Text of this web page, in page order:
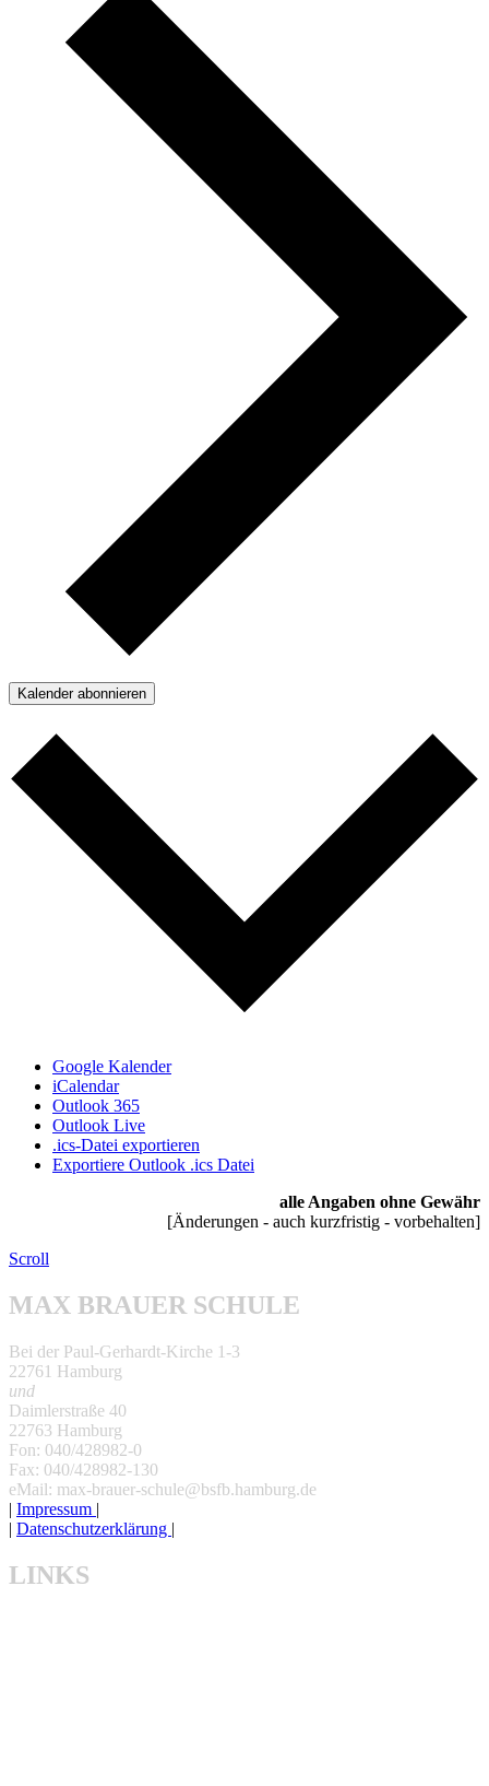
Kalender abonnieren
Google Kalender
iCalendar
Outlook 365
Outlook Live
.ics-Datei exportieren
Exportiere Outlook .ics Datei
alle Angaben ohne Gewähr
[Änderungen - auch kurzfristig - vorbehalten]
Scroll
MAX BRAUER SCHULE
Bei der Paul-Gerhardt-Kirche 1-3
22761 Hamburg
und
Daimlerstraße 40
22763 Hamburg
Fon: 040/428982-0
Fax: 040/428982-130
eMail: max-brauer-schule@bsfb.hamburg.de
| Impressum |
| Datenschutzerklärung |
LINKS